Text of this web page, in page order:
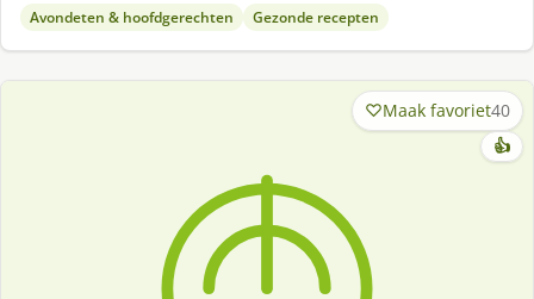
Avondeten & hoofdgerechten Gezonde recepten
Maak favoriet40
👍